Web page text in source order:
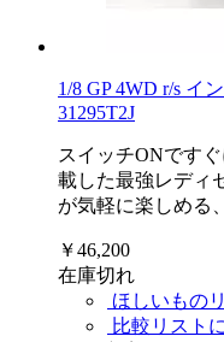
1/8 GP 4WD r/s イ
31295T2J
スイッチONです
載した最強レディ
が気軽に楽しめる
￥46,200
在庫切れ
ほしいもの
比較リスト